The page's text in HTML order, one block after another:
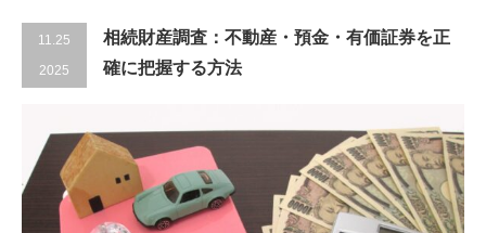
11.25
2025
相続財産調査：不動産・預金・有価証券を正
確に把握する方法